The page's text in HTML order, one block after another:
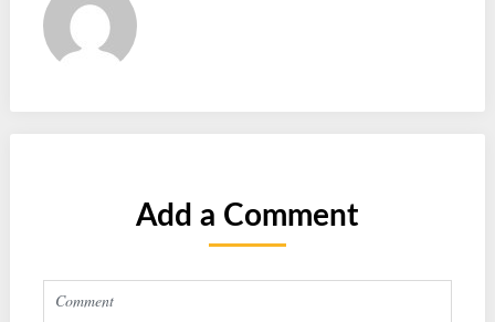
Add a Comment